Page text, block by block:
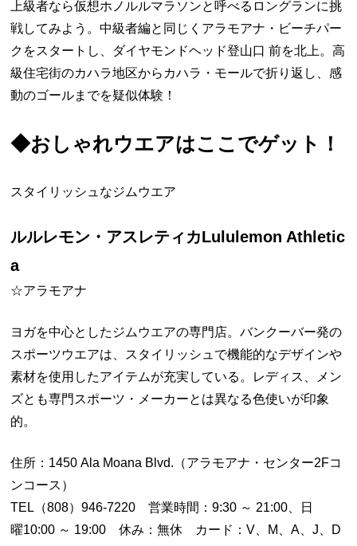
上級者なら仮想ホノルルマラソンと呼べるロングランに挑
戦してみよう。中級者編と同じくアラモアナ・ビーチパー
クをスタートし、ダイヤモンドヘッド登山口 前を北上。高
級住宅街のカハラ地区からカハラ・モールで折り返し、感
動のゴールまでを疑似体験！
◆おしゃれウエアはここでゲット！
スタイリッシュなジムウエア
ルルレモン・アスレティカLululemon Athletic
a
☆アラモアナ
ヨガを中心としたジムウエアの専門店。バンクーバー発の
スポーツウエアは、スタイリッシュで機能的なデザインや
素材を使用したアイテムが充実している。レディス、メン
ズとも専門スポーツ・メーカーとは異なる色使いが印象
的。
住所：1450 Ala Moana Blvd.（アラモアナ・センター2Fコ
ンコース）
TEL（808）946-7220 営業時間：9:30 ～ 21:00、日
曜10:00 ～ 19:00 休み：無休 カード：V、M、A、J、D